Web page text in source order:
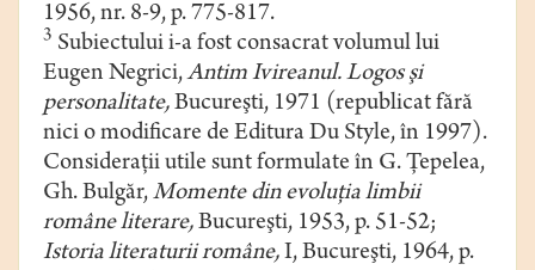
1956, nr. 8-9, p. 775-817.
3 Subiectului i-a fost consacrat volumul lui
Eugen Negrici,Antim Ivireanul. Logos şi
personalitate,Bucureşti, 1971 (republicat fără
nici o modificare de Editura Du Style, în 1997).
Consideraţii utile sunt formulate în G. Ţepelea,
Gh. Bulgăr,Momente din evoluţia limbii
române literare,Bucureşti, 1953, p. 51-52;
Istoria literaturii române,I, Bucureşti, 1964, p.